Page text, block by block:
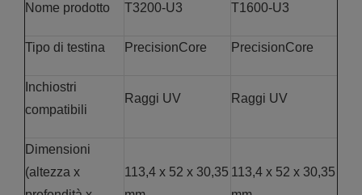
Nome prodotto T3200-U3 T1600-U3
Tipo di testina PrecisionCore PrecisionCore
Inchiostri
compatibili
Raggi UV Raggi UV
Dimensioni
(altezza x
113,4 x 52 x 30,35 113,4 x 52 x 30,35